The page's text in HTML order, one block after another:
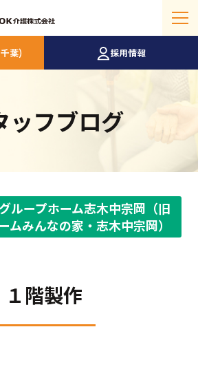
葉) 採用情報
ッフブログ
ループホーム志木中宗岡（旧
ムみんなの家・志木中宗岡）
１階製作